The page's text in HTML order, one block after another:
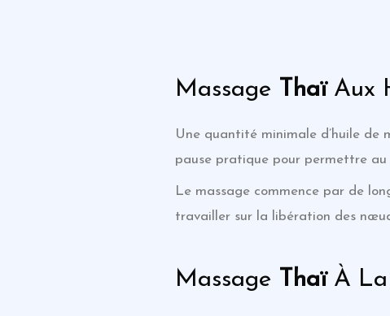
Massage ThaïAux
Une quantité minimale d’huile de
pause pratique pour permettre
Le massage commence par de
travailler sur la libération des
Massage ThaïÀ La